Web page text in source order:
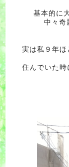
基本的に
中々奇
実は私９年ほ
住んでいた時